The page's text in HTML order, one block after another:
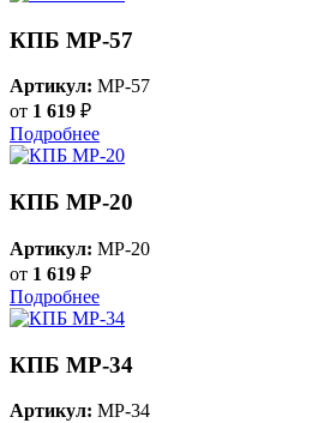
КПБ MP-57
Артикул: MP-57
от 1 619 ₽
Подробнее
КПБ MP-20
Артикул: MP-20
от 1 619 ₽
Подробнее
КПБ MP-34
Артикул: MP-34